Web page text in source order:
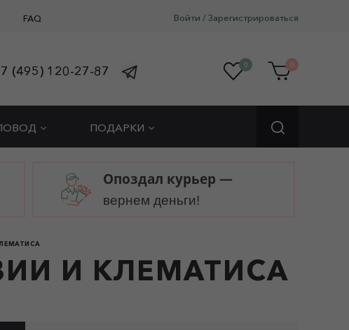
FAQ Войти /Зарегистрироваться
(495) 120-27-87 0 0
ПОДАРКИ
Опоздал курьер —
вернем деньги!
И КЛЕМАТИСА